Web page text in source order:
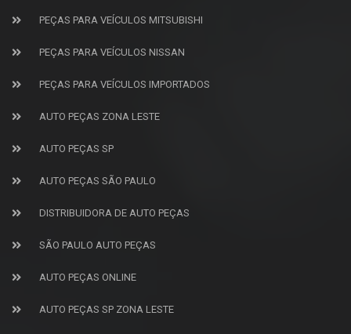
PEÇAS PARA VEÍCULOS MITSUBISHI
PEÇAS PARA VEÍCULOS NISSAN
PEÇAS PARA VEÍCULOS IMPORTADOS
AUTO PEÇAS ZONA LESTE
AUTO PEÇAS SP
AUTO PEÇAS SÃO PAULO
DISTRIBUIDORA DE AUTO PEÇAS
SÃO PAULO AUTO PEÇAS
AUTO PEÇAS ONLINE
AUTO PEÇAS SP ZONA LESTE